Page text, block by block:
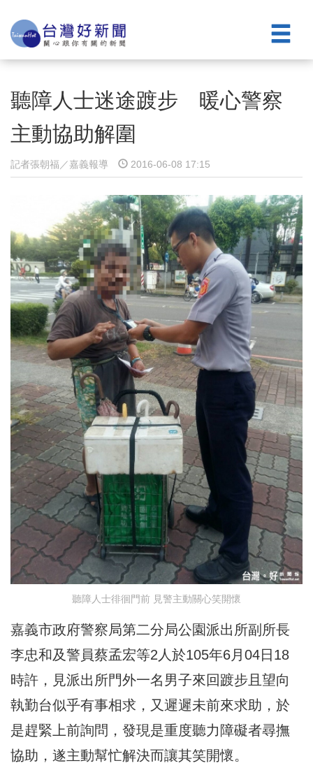
聽障人士迷途踱步 暖心警察
主動協助解圍
記者張朝福／嘉義報導 2016-06-08 17:15
聽障人士徘徊門前 見警主動關心笑開懷
嘉義市政府警察局第二分局公園派出所副所長
李忠和及警員蔡孟宏等2人於105年6月04日18
時許，見派出所門外一名男子來回踱步且望向
執勤台似乎有事相求，又遲遲未前來求助，於
是趕緊上前詢問，發現是重度聽力障礙者尋撫
協助，遂主動幫忙解決而讓其笑開懷。